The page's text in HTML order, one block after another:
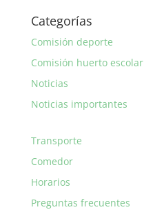
Categorías
Comisión deporte
Comisión huerto escolar
Noticias
Noticias importantes
Transporte
Comedor
Horarios
Preguntas frecuentes